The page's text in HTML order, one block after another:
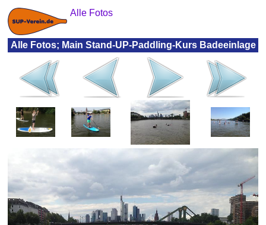
Alle Fotos
Alle Fotos; Main Stand-UP-Paddling-Kurs Badeeinlage